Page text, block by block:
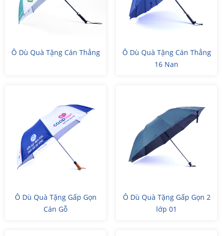
Ô Dù Quà Tặng Cán Thẳng
Ô Dù Quà Tặng Cán Thẳng
16 Nan
Ô Dù Quà Tặng Gấp Gọn
Cán Gỗ
Ô Dù Quà Tặng Gấp Gọn 2
lớp 01